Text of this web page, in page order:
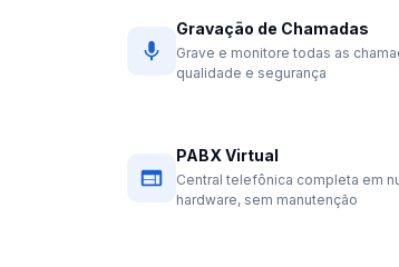
Gravação de Chamadas
Grave e monitore todas as
qualidade e segurança
PABX Virtual
Central telefônica completa em
hardware, sem manutenção